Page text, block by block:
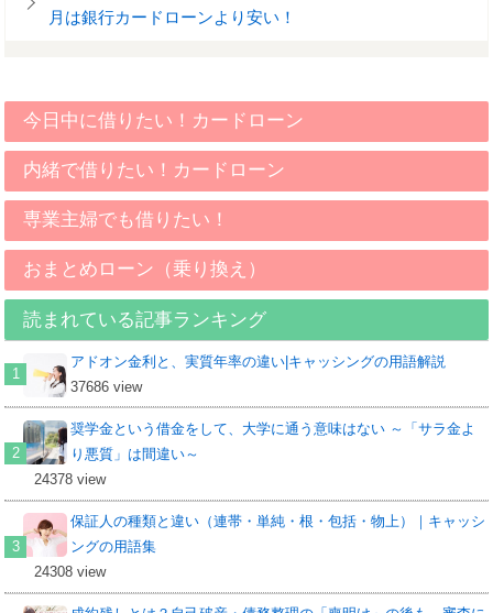
月は銀行カードローンより安い！
今日中に借りたい！カードローン
内緒で借りたい！カードローン
専業主婦でも借りたい！
おまとめローン（乗り換え）
読まれている記事ランキング
アドオン金利と、実質年率の違い|キャッシングの用語解説
37686 view
奨学金という借金をして、大学に通う意味はない ～「サラ金よ
り悪質」は間違い～
24378 view
保証人の種類と違い（連帯・単純・根・包括・物上）｜キャッシ
ングの用語集
24308 view